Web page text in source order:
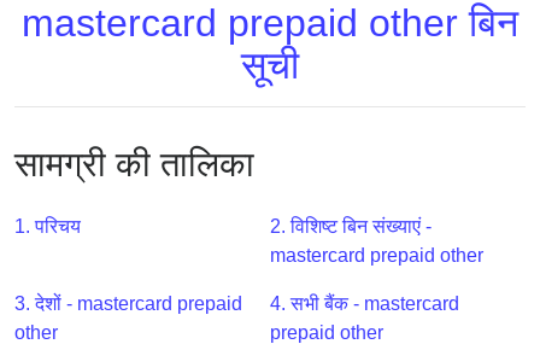
खोजें
एपीआई
Generator
Checker
v2
mastercard prepaid other बिन
सूची
सामग्री की तालिका
1. परिचय
2. विशिष्ट बिन संख्याएं -
mastercard prepaid other
3. देशों - mastercard prepaid
other
4. सभी बैंक - mastercard
prepaid other